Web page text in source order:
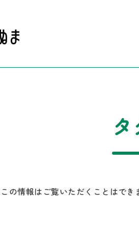
の情報はご覧いただくことはでき